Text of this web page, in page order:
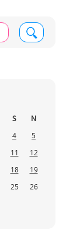
S
N
4
5
11
12
18
19
25
26